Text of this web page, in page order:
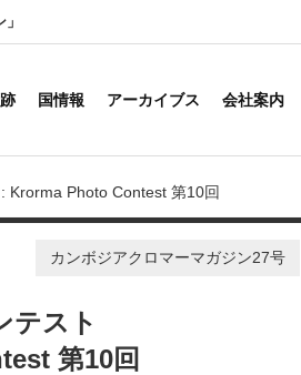
国情報 アーカイブス 会社案内
Krorma Photo Contest 第10回
カンボジアクロマーマガジン27号
テスト
第10回